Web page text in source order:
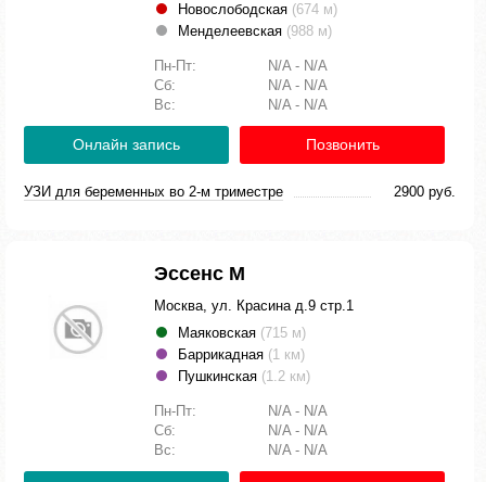
Новослободская (674 м)
Менделеевская (988 м)
Пн-Пт:
N/A - N/A
Сб:
N/A - N/A
Вс:
N/A - N/A
Онлайн запись Позвонить
УЗИ для беременных во 2-м триместре 2900 руб.
Эссенс М
Москва, ул. Красина д.9 стр.1
Маяковская (715 м)
Баррикадная (1 км)
Пушкинская (1.2 км)
Пн-Пт:
N/A - N/A
Сб:
N/A - N/A
Вс:
N/A - N/A